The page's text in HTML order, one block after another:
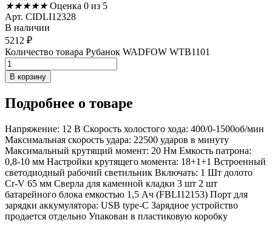
★★★★★ Оценка 0 из 5
Арт. CIDLI12328
В наличии
5212 ₽
Количество товара Рубанок WADFOW WTB1101
В корзину
Подробнее о товаре
Напряжение: 12 В Скорость холостого хода: 400/0-1500об/мин
Максимальная скорость удара: 22500 ударов в минуту
Максимальный крутящий момент: 20 Нм Емкость патрона:
0,8-10 мм Настройки крутящего момента: 18+1+1 Встроенный
светодиодный рабочий светильник Включать: 1 Шт долото
Cr-V 65 мм Сверла для каменной кладки 3 шт 2 шт
батарейного блока емкостью 1,5 Ач (FBLI12153) Порт для
зарядки аккумулятора: USB type-C Зарядное устройство
продается отдельно Упакован в пластиковую коробку